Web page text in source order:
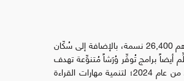
واليوم، تُقدِّم مكتبة دبا الحصن العامَّة باقة خدماتها المُتنوِّعة إلى سُكّان المدينة البالغ عددهم 26,400 نسمة، بالإضافة إلى سُكّان
أيضاً برامج تُوفِّر وُرَشاً مُتنوِّعة تهدف
إلى خدمة أفراد المجتمع، مثل برنامج "مهارتي في قصَّتي" الذي عُقِد في شهر أغسطس من عام 2024؛ لتنمية مهارات القراءة